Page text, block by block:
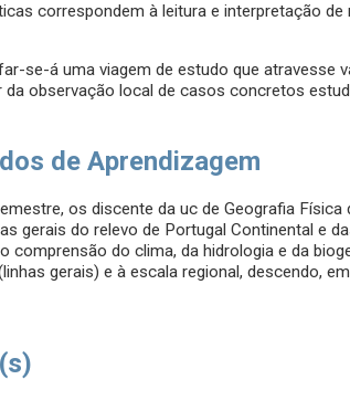
correspondem à leitura e interpretação
se-á uma viagem de estudo que atravesse
da observação local de casos concretos
de Aprendizagem
os discente da uc de Geografia
gerais do relevo de Portugal Continental e
comprensão do clima, da hidrologia e da
gerais) e à escala regional, descendo,